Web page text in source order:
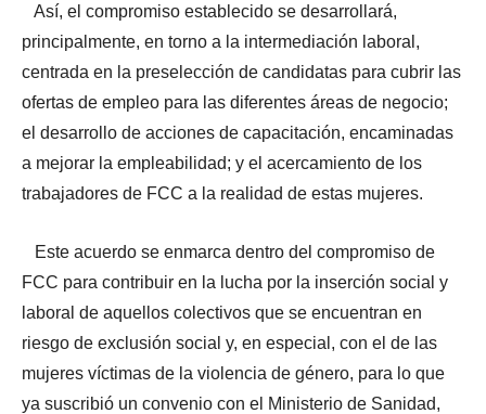
Así, el compromiso establecido se desarrollará,
principalmente, en torno a la intermediación laboral,
centrada en la preselección de candidatas para cubrir las
ofertas de empleo para las diferentes áreas de negocio;
el desarrollo de acciones de capacitación, encaminadas
a mejorar la empleabilidad; y el acercamiento de los
trabajadores de FCC a la realidad de estas mujeres.
Este acuerdo se enmarca dentro del compromiso de
FCC para contribuir en la lucha por la inserción social y
laboral de aquellos colectivos que se encuentran en
riesgo de exclusión social y, en especial, con el de las
mujeres víctimas de la violencia de género, para lo que
ya suscribió un convenio con el Ministerio de Sanidad,